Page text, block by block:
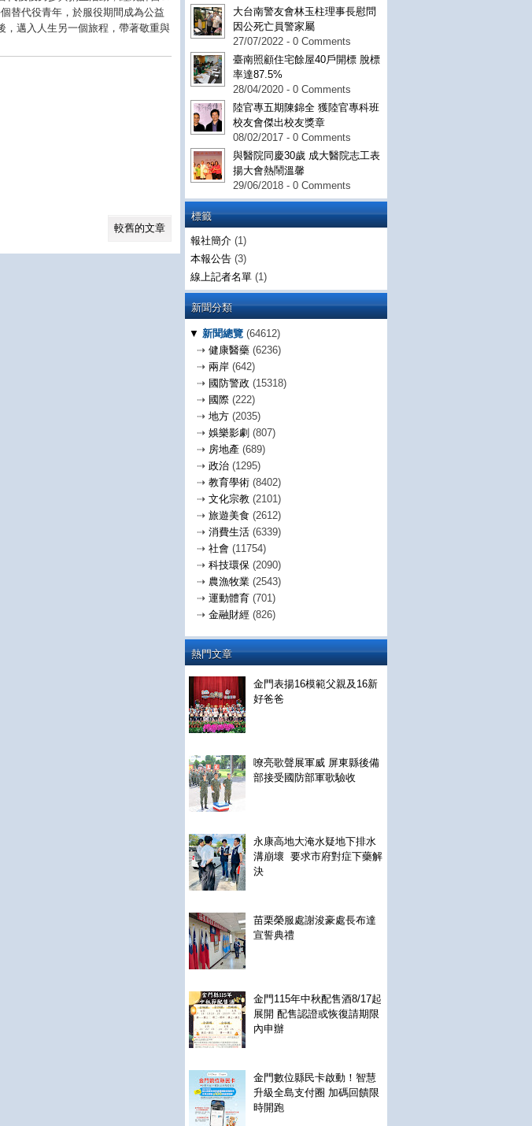
大台南警友會林玉柱理事長慰問
因公死亡員警家屬
27/07/2022 - 0 Comments
臺南照顧住宅餘屋40戶開標 脫標
率達87.5%
28/04/2020 - 0 Comments
陸官專五期陳錦全 獲陸官專科班
校友會傑出校友獎章
08/02/2017 - 0 Comments
與醫院同慶30歲 成大醫院志工表
揚大會熱鬧溫馨
29/06/2018 - 0 Comments
標籤
報社簡介 (1)
本報公告 (3)
線上記者名單 (1)
新聞分類
▼ 新聞總覽 (64612)
⇢ 健康醫藥 (6236)
⇢ 兩岸 (642)
⇢ 國防警政 (15318)
⇢ 國際 (222)
⇢ 地方 (2035)
⇢ 娛樂影劇 (807)
⇢ 房地產 (689)
⇢ 政治 (1295)
⇢ 教育學術 (8402)
⇢ 文化宗教 (2101)
⇢ 旅遊美食 (2612)
⇢ 消費生活 (6339)
⇢ 社會 (11754)
⇢ 科技環保 (2090)
⇢ 農漁牧業 (2543)
⇢ 運動體育 (701)
⇢ 金融財經 (826)
熱門文章
金門表揚16模範父親及16新
好爸爸
嘹亮歌聲展軍威 屏東縣後備
部接受國防部軍歌驗收
永康高地大淹水疑地下排水
溝崩壞 要求市府對症下藥解
決
苗栗榮服處謝浚豪處長布達
宣誓典禮
金門115年中秋配售酒8/17起
展開 配售認證或恢復請期限
內申辦
金門數位縣民卡啟動！智慧
升級全島支付圈 加碼回饋限
時開跑
替代役青年，於服役期間成為公益
，邁入人生另一個旅程，帶著敬重與
較舊的文章